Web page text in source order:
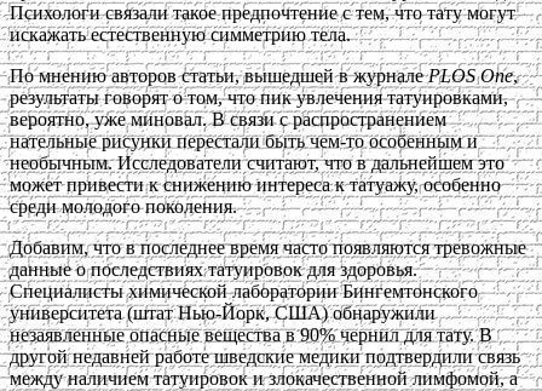
Психологи связали такое предпочтение с тем, что тату могут
искажать естественную симметрию тела.
По мнению авторов статьи, вышедшей в журналеPLOS One,
результаты говорят о том, что пик увлечения татуировками,
вероятно, уже миновал. В связи с распространением
нательные рисунки перестали быть чем-то особенным и
необычным. Исследователи считают, что в дальнейшем это
может привести к снижению интереса к татуажу, особенно
среди молодого поколения.
Добавим, что в последнее время часто появляются тревожные
данные о последствиях татуировок для здоровья.
Специалисты химической лаборатории Бингемтонского
университета (штат Нью-Йорк, США) обнаружили
незаявленные опасные вещества в 90% чернил для тату. В
другой недавней работе шведские медики подтвердили связь
между наличием татуировок и злокачественной лимфомой, а